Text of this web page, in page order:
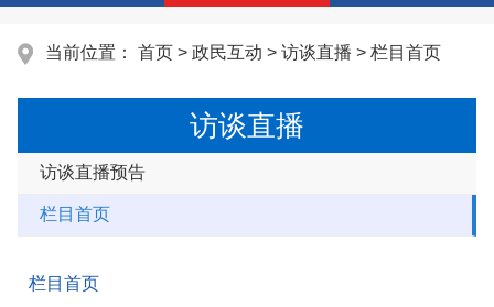
当前位置： 首页 > 政民互动 > 访谈直播 > 栏目首页
访谈直播
访谈直播预告
栏目首页
栏目首页